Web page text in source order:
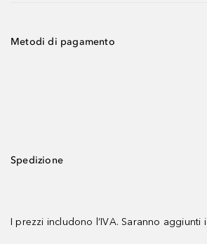
Metodi di pagamento
Spedizione
I prezzi includono l’IVA. Saranno aggiunti i